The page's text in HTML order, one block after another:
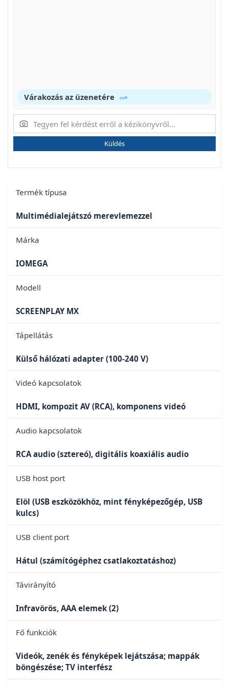
Várakozás az üzenetére
Küldés
Termék típusa
Multimédialejátszó merevlemezzel
Márka
IOMEGA
Modell
SCREENPLAY MX
Tápellátás
Külső hálózati adapter (100-240 V)
Videó kapcsolatok
HDMI, kompozit AV (RCA), komponens videó
Audio kapcsolatok
RCA audio (sztereó), digitális koaxiális audio
USB host port
Elöl (USB eszközökhöz, mint fényképezőgép, USB
kulcs)
USB client port
Hátul (számítógéphez csatlakoztatáshoz)
Távirányító
Infravörös, AAA elemek (2)
Fő funkciók
Videók, zenék és fényképek lejátszása; mappák
böngészése; TV interfész